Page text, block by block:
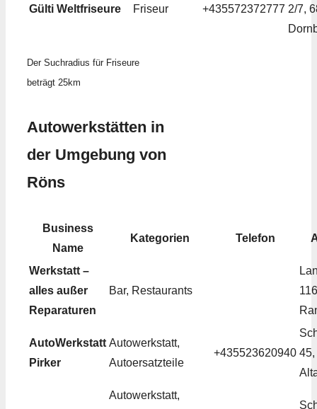
Gülti Weltfriseure Friseur +435572372777 2/7,
Der Suchradius für Friseure
beträgt 25km
Autowerkstätten in
der Umgebung von
Röns
Business
Name
Kategorien Telefon
Werkstatt –
alles außer
Reparaturen
Bar, Restaurants
AutoWerkstatt
Pirker
Autowerkstatt,
Autoersatzteile
+435523620940
Autowerkstatt,